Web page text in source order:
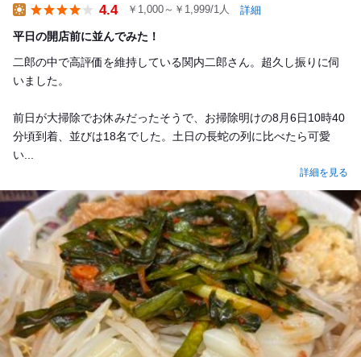
4.4 ￥1,000～￥1,999/1人 詳細
平日の開店前に並んでみた！
二郎の中で高評価を維持している関内二郎さん。超久し振りに伺
いました。
前日が大掃除でお休みだったそうで、お掃除明けの8月6日10時40
分頃到着、並びは18名でした。土日の長蛇の列に比べたら可愛
い...
詳細を見る